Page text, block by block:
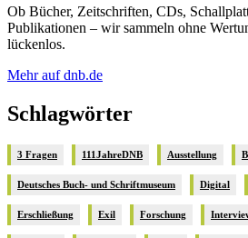
Ob Bücher, Zeitschriften, CDs,
Publikationen – wir sammeln ohne
lückenlos.
Mehr auf dnb.de
Schlagwörter
3 Fragen 111JahreDNB Ausstellung
Deutsches Buch- und Schriftmuseum Digital
Erschließung Exil Forschung